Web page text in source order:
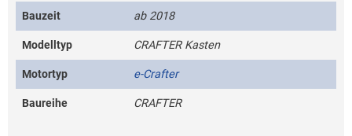
Bauzeit ab 2018
Modelltyp CRAFTER Kasten
Motortyp e-Crafter
Baureihe CRAFTER